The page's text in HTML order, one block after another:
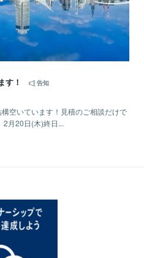
す！
告知
空いています！見積のご相談だけで
2月20日(木)終日...